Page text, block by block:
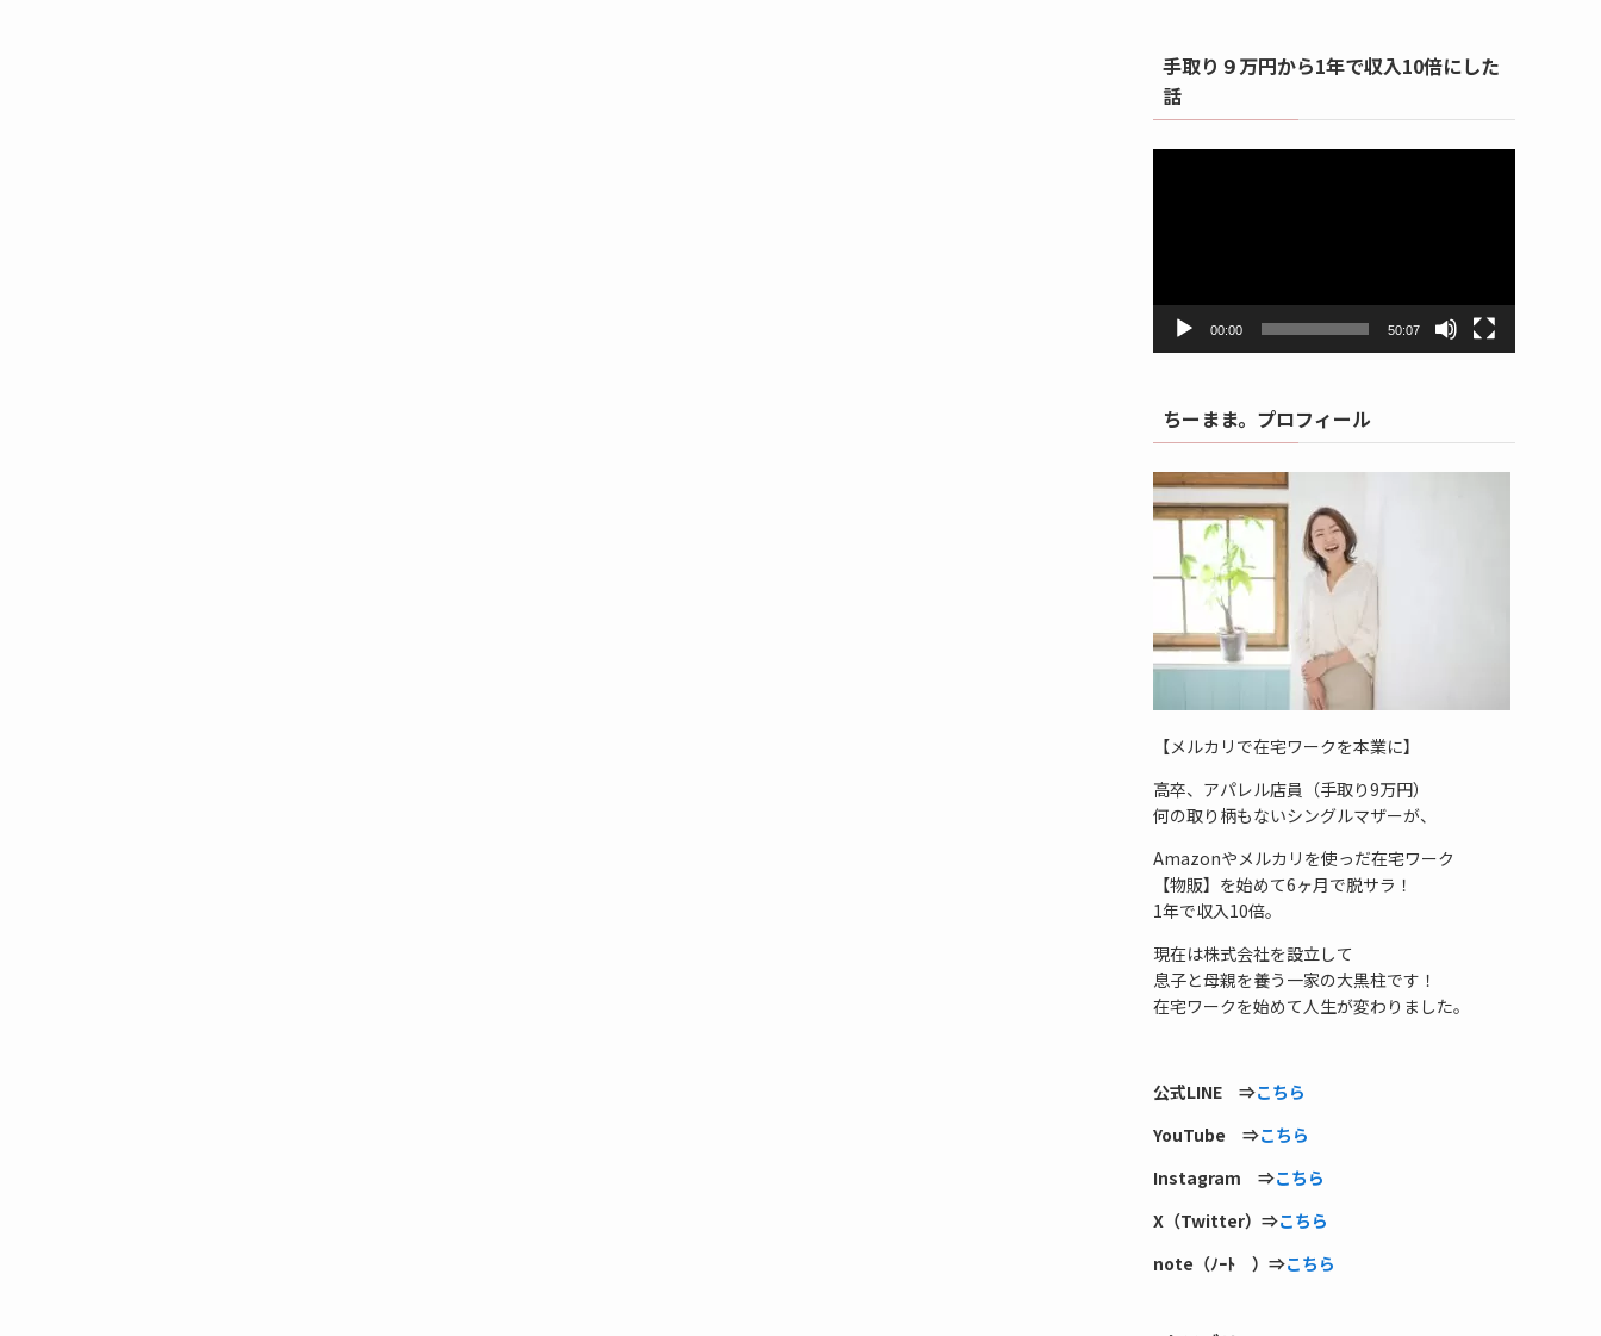
手取り９万円から1年で収入10倍にした
話
00:00 50:07
ちーまま。プロフィール
【メルカリで在宅ワークを本業に】
高卒、アパレル店員（手取り9万円）
何の取り柄もないシングルマザーが、
Amazonやメルカリを使っだ在宅ワーク
【物販】を始めて6ヶ月で脱サラ！
1年で収入10倍。
現在は株式会社を設立して
息子と母親を養う一家の大黒柱です！
在宅ワークを始めて人生が変わりました。
公式LINE ⇒こちら
YouTube ⇒こちら
Instagram ⇒こちら
X（Twitter）⇒こちら
note（ﾉｰﾄ ）⇒こちら